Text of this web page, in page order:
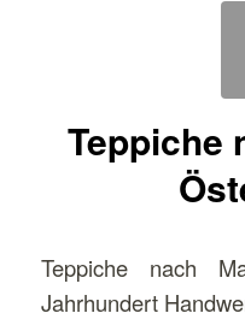
Teppiche
Teppiche nach
Jahrhundert